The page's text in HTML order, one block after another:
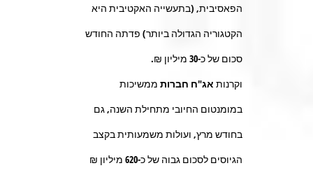
הפאסיבית, (בתעשייה האקטיבית היא
הקטגוריה הגדולה ביותר) פדתה החודש
סכום של כ-30 מיליון ₪.
וקרנות אג"ח חברות ממשיכות
במומנטום החיובי מתחילת השנה, גם
בחודש מרץ, ועולות משמעותית בקצב
הגיוסים לסכום גבוה של כ-620 מיליון ₪